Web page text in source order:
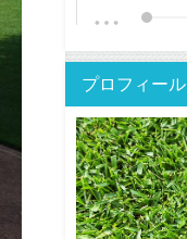
プロフィール